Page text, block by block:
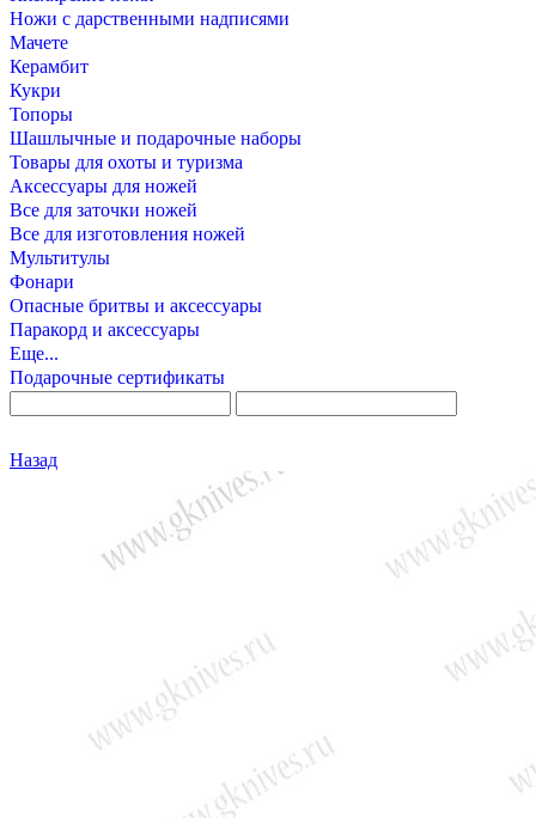
Ножи с дарственными надписями
Мачете
Керамбит
Кукри
Топоры
Шашлычные и подарочные наборы
Товары для охоты и туризма
Аксессуары для ножей
Все для заточки ножей
Все для изготовления ножей
Мультитулы
Фонари
Опасные бритвы и аксессуары
Паракорд и аксессуары
Еще...
Подарочные сертификаты
Назад